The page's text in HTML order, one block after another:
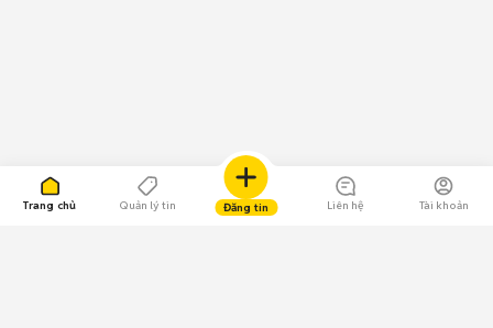
Trang chủ Quản lý tin Đăng tin Liên hệ Tài khoản